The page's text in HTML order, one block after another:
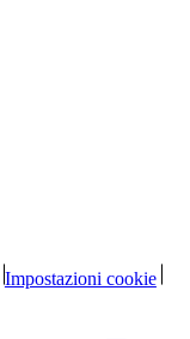
Impostazioni cookie